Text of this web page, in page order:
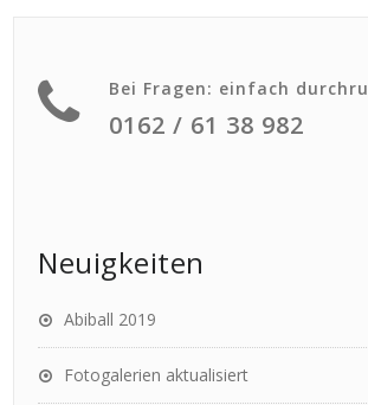
Bei Fragen: einfach
0162 / 61 38 982
Neuigkeiten
Abiball 2019
Fotogalerien aktualisiert